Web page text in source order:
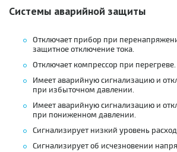
Системы аварийной защиты
Отключает прибор при
защитное отключение тока.
Отключает компрессор при перегреве.
Имеет аварийную сигнализацию и
при избыточном давлении.
Имеет аварийную сигнализацию и
при пониженном давлении.
Сигнализирует низкий уровень
Сигнализирует об исчезновении